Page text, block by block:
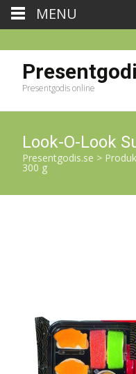
Presentgodis online
Look-O-Look
Presentgodis.se >
300 g
MENU